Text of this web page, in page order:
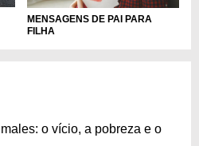
MENSAGENS DE PAI PARA
FILHA
o vício, a pobreza e o